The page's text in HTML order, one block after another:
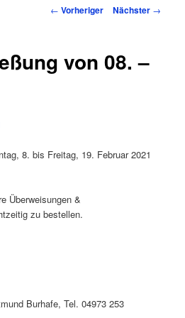
Beitragsnavigation
← Vorheriger Nächster →
von 08. –
8. bis Freitag, 19. Februar 2021
Überweisungen &
zu bestellen.
Burhafe, Tel. 04973 253